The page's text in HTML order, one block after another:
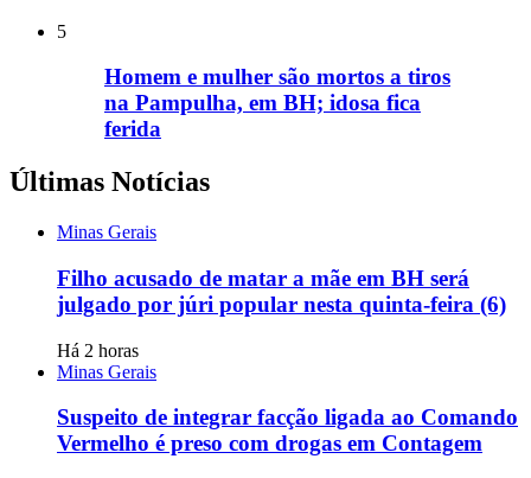
5
Homem e mulher são mortos a tiros
na Pampulha, em BH; idosa fica
ferida
Últimas Notícias
Minas Gerais
Filho acusado de matar a mãe em BH será
julgado por júri popular nesta quinta-feira (6)
Há 2 horas
Minas Gerais
Suspeito de integrar facção ligada ao Comando
Vermelho é preso com drogas em Contagem